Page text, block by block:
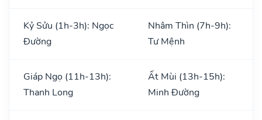
Kỷ Sửu (1h-3h): Ngọc
Đường
Nhâm Thìn (7h-9h):
Tư Mệnh
Giáp Ngọ (11h-13h):
Thanh Long
Ất Mùi (13h-15h):
Minh Đường